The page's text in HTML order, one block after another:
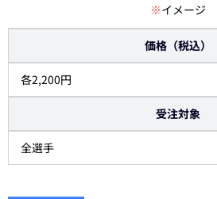
※イメージ
価格（税込）
各2,200円
受注対象
全選手